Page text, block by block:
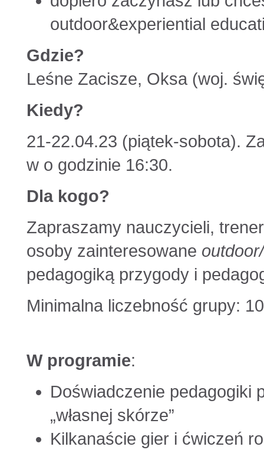
outdoor&experiential
Gdzie?
Leśne Zacisze, Oksa (woj.
Kiedy?
21-22.04.23 (piątek-sobota).
w o godzinie 16:30.
Dla kogo?
Zapraszamy nauczycieli,
osoby zainteresowane
pedagogiką przygody i
Minimalna liczebność grupy:
W programie:
Doświadczenie pedagogiki
„własnej skórze”
Kilkanaście gier i ćwiczeń